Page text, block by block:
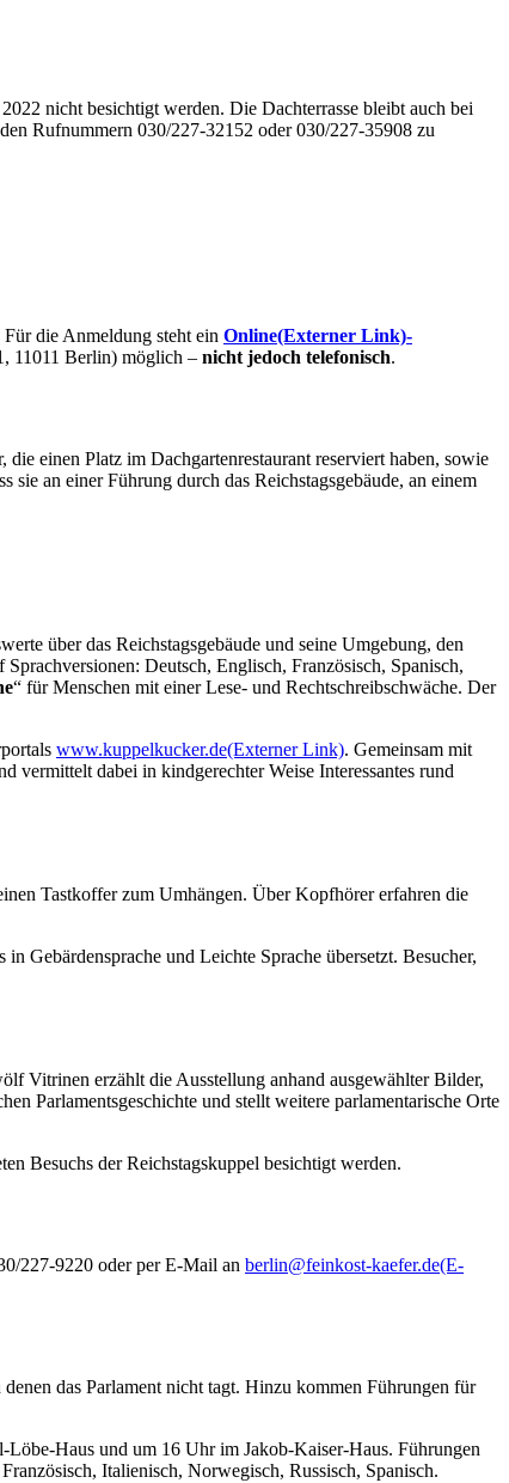
nicht besichtigt werden. Die Dachterrasse bleibt auch bei
Rufnummern 030/227-32152 oder 030/227-35908 zu
die Anmeldung steht ein Online(Externer Link)-
11011 Berlin) möglich – nicht jedoch telefonisch.
einen Platz im Dachgartenrestaurant reserviert haben, sowie
sie an einer Führung durch das Reichstagsgebäude, an einem
über das Reichstagsgebäude und seine Umgebung, den
Deutsch, Englisch, Französisch, Spanisch,
“ für Menschen mit einer Lese- und Rechtschreibschwäche. Der
www.kuppelkucker.de(Externer Link). Gemeinsam mit
dabei in kindgerechter Weise Interessantes rund
Tastkoffer zum Umhängen. Über Kopfhörer erfahren die
in Gebärdensprache und Leichte Sprache übersetzt. Besucher,
Vitrinen erzählt die Ausstellung anhand ausgewählter Bilder,
Parlamentsgeschichte und stellt weitere parlamentarische Orte
Besuchs der Reichstagskuppel besichtigt werden.
227-9220 oder perE-Mail an berlin@feinkost-kaefer.de(E-
das Parlament nicht tagt. Hinzu kommen Führungen für
Löbe-Haus und um 16 Uhr im Jakob-Kaiser-Haus. Führungen
Italienisch, Norwegisch, Russisch, Spanisch.